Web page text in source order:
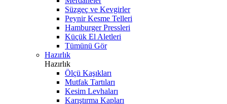
Süzgeç ve Kevgirler
Peynir Kesme Telleri
Hamburger Pressleri
Küçük El Aletleri
Tümünü Gör
Hazırlık
Hazırlık
Ölçü Kaşıkları
Mutfak Tartıları
Kesim Levhaları
Karıştırma Kapları